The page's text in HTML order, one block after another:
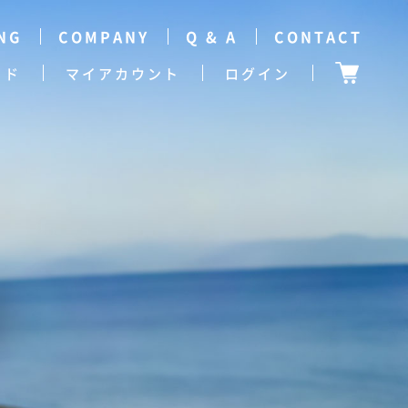
COMPANY Q & A CONTACT
マイアカウント ログイン